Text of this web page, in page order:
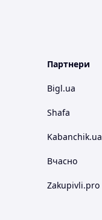
Партнери
Bigl.ua
Shafa
Kabanchik.ua
Вчасно
Zakupivli.pro